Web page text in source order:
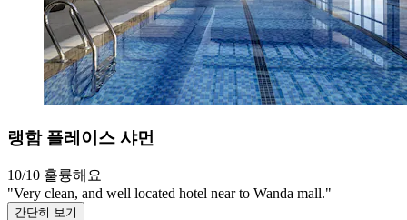
랭함 플레이스 샤먼
10/10 훌륭해요
"Very clean, and well located hotel near to Wanda mall."
간단히 보기